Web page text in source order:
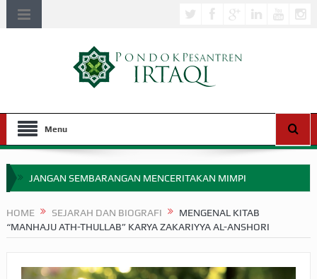
Menu
JANGAN SEMBARANGAN MENCERITAKAN MIMPI
MIMPI YANG DIABAIKAN MENJELANG PERANG BADAR
HOME SEJARAH DAN BIOGRAFI
MENGENAL KITAB
“MANHAJU ATH-THULLAB” KARYA ZAKARIYYA AL-ANSHORI